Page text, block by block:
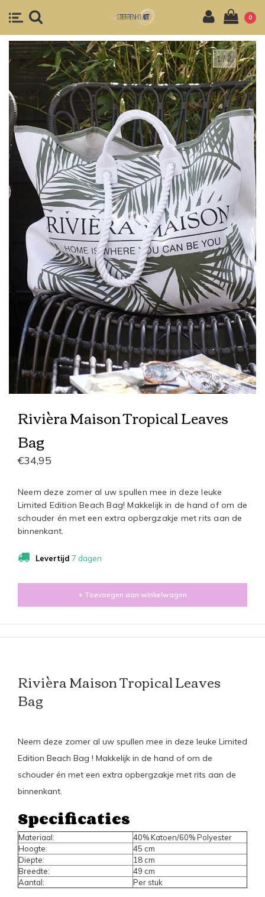
0
1/ 2
Rivièra Maison Tropical Leaves
Bag
€34,95
Neem deze zomer al uw spullen mee in deze leuke
Limited Edition Beach Bag! Makkelijk in de hand of om de
schouder én met een extra opbergzakje met rits aan de
binnenkant.
Levertijd 7 dagen
+ Toevoegen aan winkelwagen
Rivièra Maison Tropical Leaves
Bag
Neem deze zomer al uw spullen mee in deze leuke Limited
Edition Beach Bag ! Makkelijk in de hand of om de
schouder én met een extra opbergzakje met rits aan de
binnenkant.
Specificaties
Materiaal:
40% Katoen/60% Polyester
Hoogte:
45 cm
Diepte:
18 cm
Breedte:
49 cm
Aantal:
Per stuk